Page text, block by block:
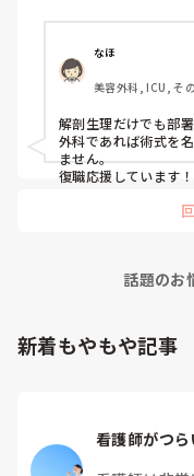
なほ
美容外科, ICU, そ
解剖生理だけでも部
外科であれば術式を
ません。
復職応援しています！
話題のお
新着もやもや記事
看護師がつ